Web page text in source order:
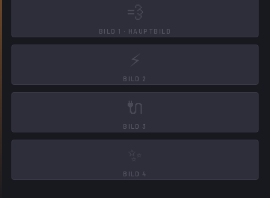
💨
BILD 1 · HAUPTBILD
⚡
BILD 2
🔌
BILD 3
✨
BILD 4